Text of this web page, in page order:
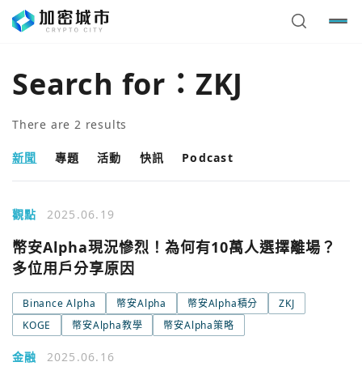
Search for： ZKJ
There are 2 results
新聞 專題 活動 快訊 Podcast
觀點 2025.06.19
幣安Alpha現況慘烈！為何有10萬人選擇離場？
多位用戶分享原因
Binance Alpha 幣安Alpha 幣安Alpha積分
ZKJ
KOGE
幣安Alpha教學 幣安Alpha策略
金融 2025.06.16
使用以下帳號繼續
您已閒置5分鐘，請點擊關閉按鈕或空白處，即可回到加密
城市